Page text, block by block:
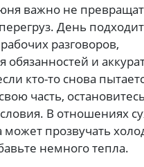
важно не
День
разговоров,
обязанностей и
кто-то снова
часть,
В отношениях
прозвучать
немного тепла.